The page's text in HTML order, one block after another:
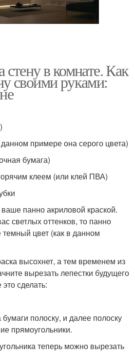
стену в комнате. Как
своими руками:
примере она серого цвета)
бумага)
клеем (или клей ПВА)
панно акриловой краской.
светлых оттенков, то панно
темный цвет (как в данном
высохнет, а тем временем из
вырезать лепестки будущего
сделать:
полоску, и далее полоску
прямоугольники.
теперь можно вырезать